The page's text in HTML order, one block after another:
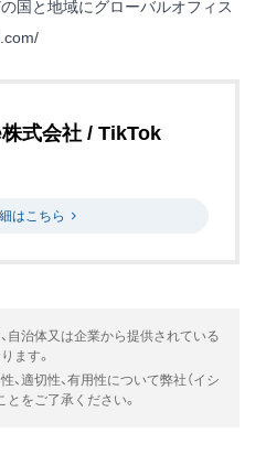
国と地域にグローバルオフィス
式会社 / TikTok
はこちら
自治体又は企業から提供されている
ます。
、適切性、有用性について弊社（イシ
とをご了承ください。